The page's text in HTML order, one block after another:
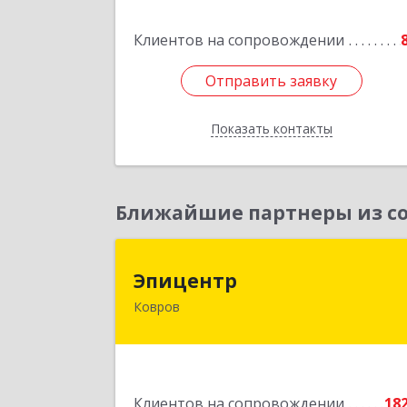
Клиентов на сопровождении
Отправить заявку
Показать контакты
Отправить заявку
Назад
Ближайшие партнеры из
Эпицентр
Ковров
601900, Владимирская обл, Ковров г,